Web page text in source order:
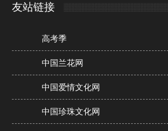
友站链接
高考季
中国兰花网
中国爱情文化网
中国珍珠文化网